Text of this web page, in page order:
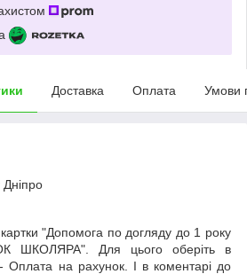
Доставка Оплата Умови
Дніпро
"Допомога по догляду до 1 року
ШКОЛЯРА". Для цього оберіть в
Оплата на рахунок. І в коментарі до